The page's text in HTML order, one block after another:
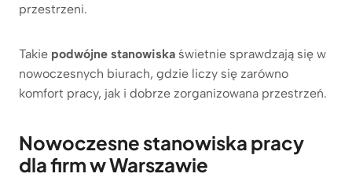
przestrzeni.
Takie podwójne stanowiska świetnie sprawdzają się w
nowoczesnych biurach, gdzie liczy się zarówno
komfort pracy, jak i dobrze zorganizowana przestrzeń.
Nowoczesne stanowiska pracy
dla firm w Warszawie